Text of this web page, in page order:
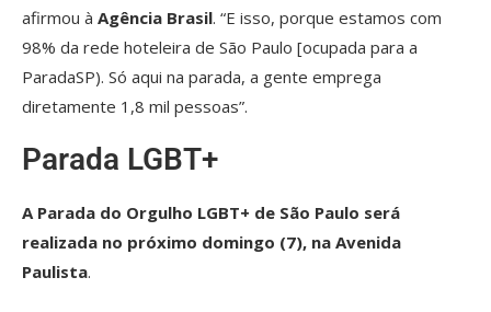
afirmou à Agência Brasil. “E isso, porque estamos com
98% da rede hoteleira de São Paulo [ocupada para a
ParadaSP). Só aqui na parada, a gente emprega
diretamente 1,8 mil pessoas”.
Parada LGBT+
A Parada do Orgulho LGBT+ de São Paulo será
realizada no próximo domingo (7), na Avenida
Paulista.